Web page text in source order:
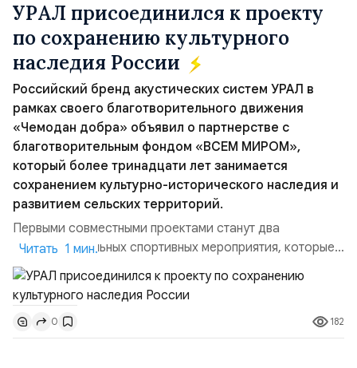
УРАЛ присоединился к проекту
по сохранению культурного
наследия России
Российский бренд акустических систем УРАЛ в
рамках своего благотворительного движения
«Чемодан добра» объявил о партнерстве с
благотворительным фондом «ВСЕМ МИРОМ»,
который более тринадцати лет занимается
сохранением культурно-исторического наследия и
развитием сельских территорий.
Первыми совместными проектами станут два
благотворительных спортивных мероприятия, которые
пройдут в августе в Ивановской области и объединят
жителей региона, волонтеров и участников со всей
страны. Для УРАЛ это продолжение философии
бренда, основанной на развитии российского
производства и продвижении русского звука.
Читать 1 мин.
0 182